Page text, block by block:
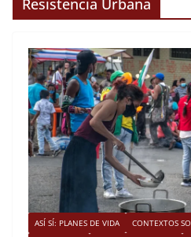
Resistencia Urbana
ASÍ SÍ: PLANES DE VIDA
CONTEXTOS